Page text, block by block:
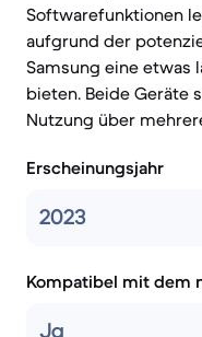
Softwarefunktionen
aufgrund der
Samsung eine etwas
bieten. Beide Geräte
Nutzung über
Erscheinungsjahr
2023
Kompatibel mit dem
Ja